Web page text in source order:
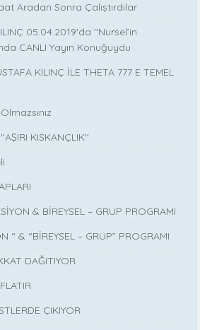
Aradan Sonra Çalıştırdılar
05.04.2019'da ''Nursel’in
CANLI Yayın Konuğuydu
KILINÇ İLE THETA 777 E TEMEL
KISKANÇLIK''
& BİREYSEL – GRUP PROGRAMI
“ & “BİREYSEL – GRUP” PROGRAMI
DAĞITIYOR
ÇIKIYOR